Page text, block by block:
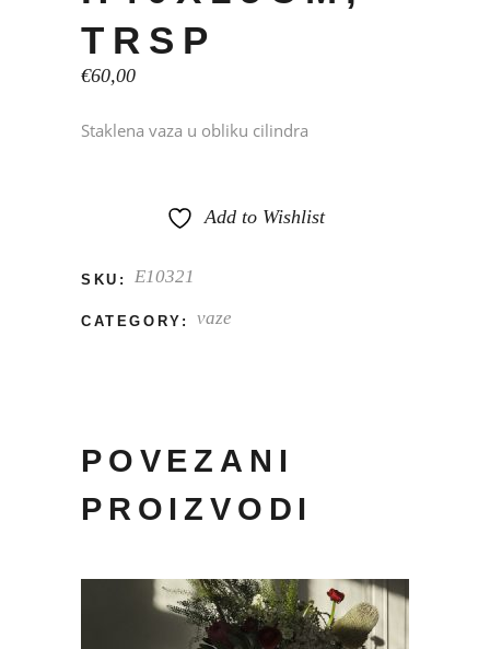
TRSP
€60,00
Staklena vaza u obliku cilindra
Add to Wishlist
SKU: E10321
CATEGORY: vaze
POVEZANI
PROIZVODI